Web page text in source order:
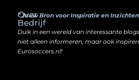
Over
Bedrijf
” Jouw Bron voor Inspiratie en Inzichten
Duik in een wereld van interessante
niet alleen informeren, maar ook
Eurosoccers.nl!